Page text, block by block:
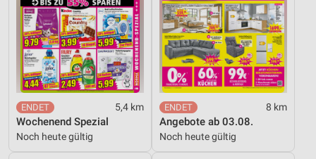
5,4 km
Wochenend Spezial
Noch heute gültig
8 km
Angebote ab 03.08.
Noch heute gültig